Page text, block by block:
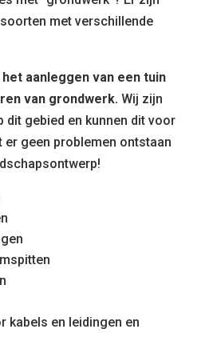
met verschillende
aanleggen van een tuin
van grondwerk.Wij zijn
dit gebied en kunnen dit voor
er geen problemen ontstaan
kabels en leidingen en